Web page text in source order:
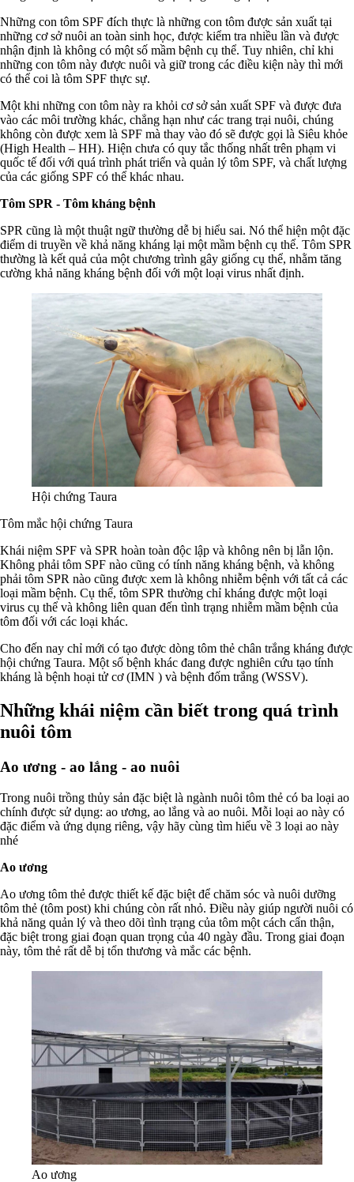
Những con tôm SPF đích thực là những con tôm được sản xuất tại
những cơ sở nuôi an toàn sinh học, được kiểm tra nhiều lần và được
nhận định là không có một số mầm bệnh cụ thể. Tuy nhiên, chỉ khi
những con tôm này được nuôi và giữ trong các điều kiện này thì mới
có thể coi là tôm SPF thực sự.
Một khi những con tôm này ra khỏi cơ sở sản xuất SPF và được đưa
vào các môi trường khác, chẳng hạn như các trang trại nuôi, chúng
không còn được xem là SPF mà thay vào đó sẽ được gọi là Siêu khỏe
(High Health – HH). Hiện chưa có quy tắc thống nhất trên phạm vi
quốc tế đối với quá trình phát triển và quản lý tôm SPF, và chất lượng
của các giống SPF có thể khác nhau.
Tôm SPR - Tôm kháng bệnh
SPR cũng là một thuật ngữ thường dễ bị hiểu sai. Nó thể hiện một đặc
điểm di truyền về khả năng kháng lại một mầm bệnh cụ thể. Tôm SPR
thường là kết quả của một chương trình gây giống cụ thể, nhằm tăng
cường khả năng kháng bệnh đối với một loại virus nhất định.
Hội chứng Taura
Tôm mắc hội chứng Taura
Khái niệm SPF và SPR hoàn toàn độc lập và không nên bị lẫn lộn.
Không phải tôm SPF nào cũng có tính năng kháng bệnh, và không
phải tôm SPR nào cũng được xem là không nhiễm bệnh với tất cả các
loại mầm bệnh. Cụ thể, tôm SPR thường chỉ kháng được một loại
virus cụ thể và không liên quan đến tình trạng nhiễm mầm bệnh của
tôm đối với các loại khác.
Cho đến nay chỉ mới có tạo được dòng tôm thẻ chân trắng kháng được
hội chứng Taura. Một số bệnh khác đang được nghiên cứu tạo tính
kháng là bệnh hoại tử cơ (IMN ) và bệnh đốm trắng (WSSV).
Những khái niệm cần biết trong quá trình
nuôi tôm
Ao ương - ao lắng - ao nuôi
Trong nuôi trồng thủy sản đặc biệt là ngành nuôi tôm thẻ có ba loại ao
chính được sử dụng: ao ương, ao lắng và ao nuôi. Mỗi loại ao này có
đặc điểm và ứng dụng riêng, vậy hãy cùng tìm hiểu về 3 loại ao này
nhé
Ao ương
Ao ương tôm thẻ được thiết kế đặc biệt để chăm sóc và nuôi dưỡng
tôm thẻ (tôm post) khi chúng còn rất nhỏ. Điều này giúp người nuôi có
khả năng quản lý và theo dõi tình trạng của tôm một cách cẩn thận,
đặc biệt trong giai đoạn quan trọng của 40 ngày đầu. Trong giai đoạn
này, tôm thẻ rất dễ bị tổn thương và mắc các bệnh.
Ao ương